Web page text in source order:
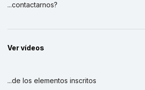
...contactarnos?
Ver vídeos
...de los elementos inscritos